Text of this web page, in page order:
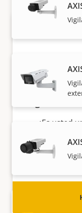
¿Es usted
socios en
¡Descubra